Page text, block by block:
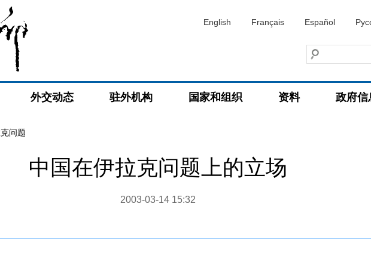
English Français Español
外交动态 驻外机构 国家和组织 资料 政府信
问题
中国在伊拉克问题上的立场
2003-03-14 15:32